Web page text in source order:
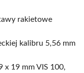
rakietowe
kalibru 5,56 mm
x 19 mm VIS 100,